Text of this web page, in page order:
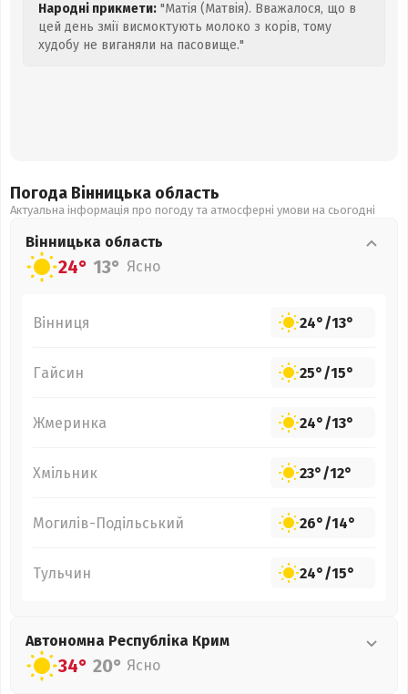
Народні прикмети: "Матія (Матвія). Вважалося, що в
цей день змії висмоктують молоко з корів, тому
худобу не виганяли на пасовище."
Погода Вінницька область
Актуальна інформація про погоду та атмосферні умови на сьогодні
Вінницька область
24° 13° Ясно
Вінниця 24°/13°
Гайсин 25°/15°
Жмеринка 24°/13°
Хмільник 23°/12°
Могилів-Подільський 26°/14°
Тульчин 24°/15°
Автономна Республіка Крим
34° 20° Ясно